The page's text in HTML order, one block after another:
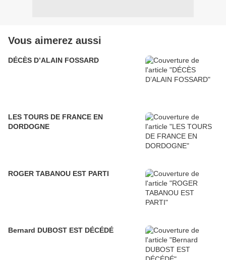
Vous aimerez aussi
DÉCÈS D’ALAIN FOSSARD
LES TOURS DE FRANCE EN
DORDOGNE
ROGER TABANOU EST PARTI
Bernard DUBOST EST DÉCÉDÉ